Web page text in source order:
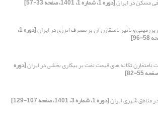
مسکن در ایران[دوره 1، شماره 1، 1401، صفحه 33-57]
و تاثیر نامتقارن آن بر مصرف انرژی در ایران [دوره 1،
نامتقارن تکانه های قیمت نفت بر بیکاری بخشی در ایران[دوره
مناطق شهری ایران[دوره 1، شماره 3، 1401، صفحه 107-129]